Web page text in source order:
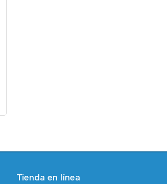
Tienda en línea